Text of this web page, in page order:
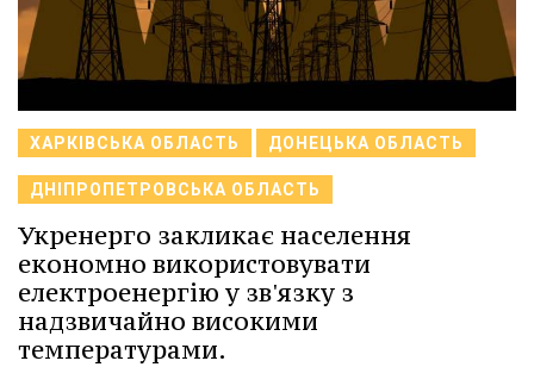
ХАРКІВСЬКА ОБЛАСТЬ ДОНЕЦЬКА ОБЛАСТЬ
ДНІПРОПЕТРОВСЬКА ОБЛАСТЬ
Укренерго закликає населення
економно використовувати
електроенергію у зв'язку з
надзвичайно високими
температурами.